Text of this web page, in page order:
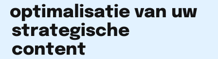
optimalisatie van uw
strategische
content